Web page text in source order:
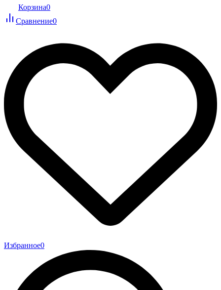
Корзина0
Сравнение0
Избранное0